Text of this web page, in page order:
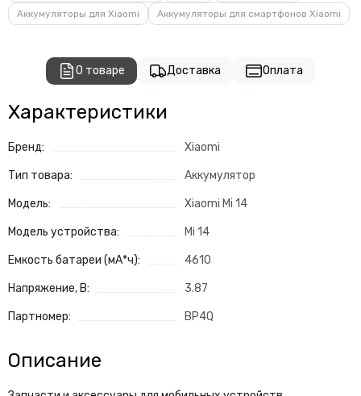
Аккумуляторы для Xiaomi
Аккумуляторы для смартфонов Xiaomi
О товаре Доставка Оплата
Характеристики
Бренд: Xiaomi
Тип товара: Аккумулятор
Модель: Xiaomi Mi 14
Модель устройства: Mi 14
Емкость батареи (мА*ч): 4610
Напряжение, В: 3.87
Партномер: BP4Q
Описание